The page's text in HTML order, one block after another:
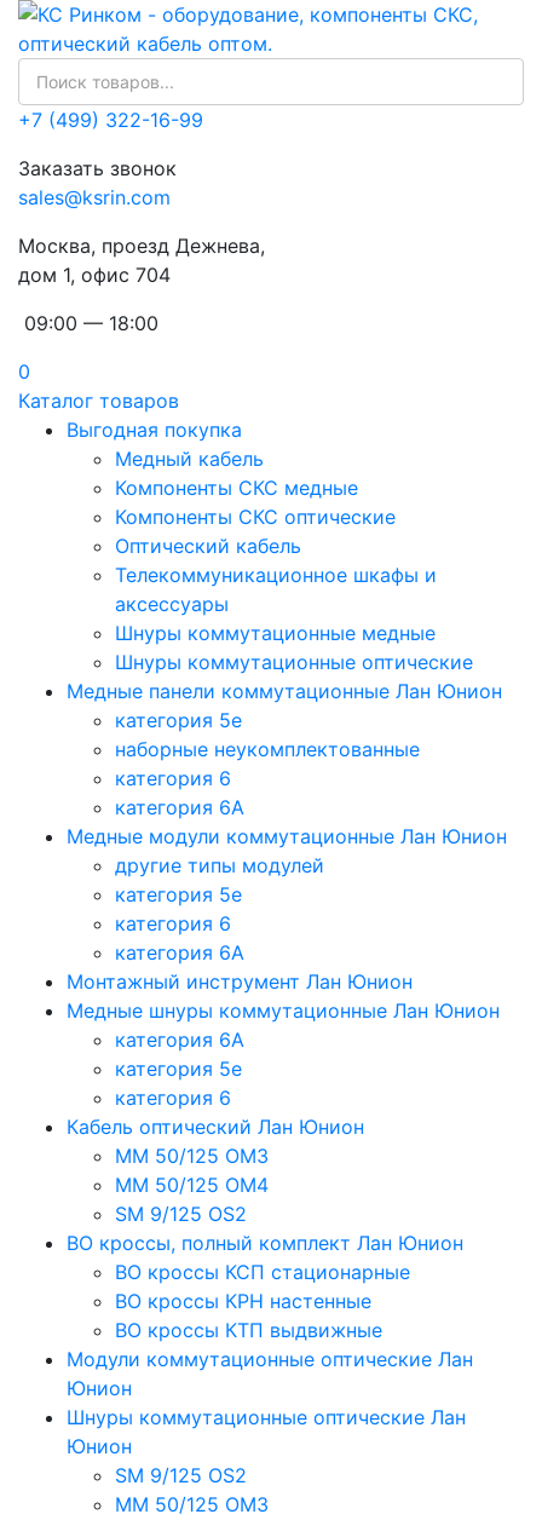
+7 (499) 322-16-99
Заказать звонок
sales@ksrin.com
Москва, проезд Дежнева,
дом 1, офис 704
09:00 — 18:00
0
Каталог товаров
Выгодная покупка
Медный кабель
Компоненты СКС медные
Компоненты СКС оптические
Оптический кабель
Телекоммуникационное шкафы и
аксессуары
Шнуры коммутационные медные
Шнуры коммутационные оптические
Медные панели коммутационные Лан Юнион
категория 5e
наборные неукомплектованные
категория 6
категория 6A
Медные модули коммутационные Лан Юнион
другие типы модулей
категория 5е
категория 6
категория 6A
Монтажный инструмент Лан Юнион
Медные шнуры коммутационные Лан Юнион
категория 6A
категория 5e
категория 6
Кабель оптический Лан Юнион
MM 50/125 OM3
MM 50/125 OM4
SM 9/125 OS2
ВО кроссы, полный комплект Лан Юнион
ВО кроссы КСП стационарные
ВО кроссы КРН настенные
ВО кроссы КТП выдвижные
Модули коммутационные оптические Лан
Юнион
Шнуры коммутационные оптические Лан
Юнион
SM 9/125 OS2
MM 50/125 OM3